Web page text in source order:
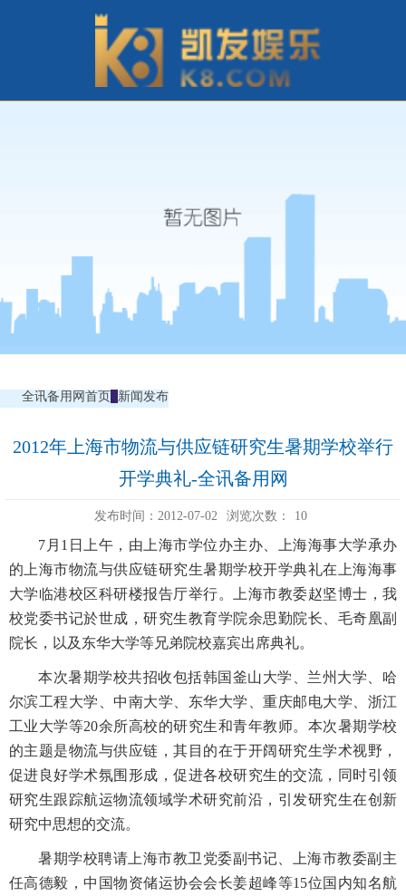
全讯备用网首页 新闻发布
2012年上海市物流与供应链研究生暑期学校举行
开学典礼-全讯备用网
发布时间：2012-07-02 浏览次数： 10
7月1日上午，由上海市学位办主办、上海海事大学承办
的上海市物流与供应链研究生暑期学校开学典礼在上海海事
大学临港校区科研楼报告厅举行。上海市教委赵坚博士，我
校党委书记於世成，研究生教育学院余思勤院长、毛奇凰副
院长，以及东华大学等兄弟院校嘉宾出席典礼。
本次暑期学校共招收包括韩国釜山大学、兰州大学、哈
尔滨工程大学、中南大学、东华大学、重庆邮电大学、浙江
工业大学等20余所高校的研究生和青年教师。本次暑期学校
的主题是物流与供应链，其目的在于开阔研究生学术视野，
促进良好学术氛围形成，促进各校研究生的交流，同时引领
研究生跟踪航运物流领域学术研究前沿，引发研究生在创新
研究中思想的交流。
暑期学校聘请上海市教卫党委副书记、上海市教委副主
任高德毅，中国物资储运协会会长姜超峰等15位国内知名航